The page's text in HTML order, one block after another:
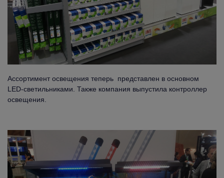
Ассортимент освещения теперь представлен в основном
LED-светильниками. Также компания выпустила контроллер
освещения.